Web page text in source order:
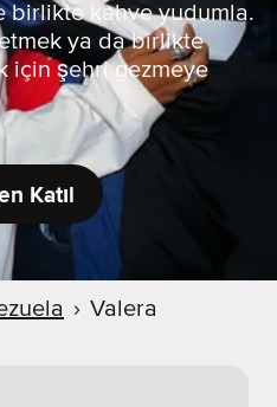
birlikte kahve yudumla.
ya da birlikte
için şehri gezmeye
Katıl
› Valera